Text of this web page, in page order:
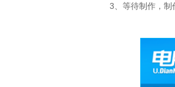
3、等待制作，制